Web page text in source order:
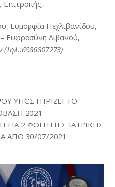
Επιτροπής,
Ευμορφία Πεχλιβανίδου,
Ευφροσύνη Λιβανού,
ΥΠΟΣΤΗΡΙΖΕΙ ΤΟ
2021
2 ΦΟΙΤΗΤΕΣ ΙΑΤΡΙΚΗΣ
ΑΠΟ 30/07/2021